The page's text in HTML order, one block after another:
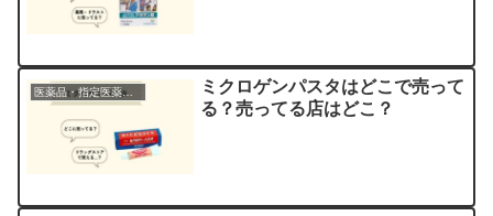
医薬品・指定医薬部外品
ミクロゲンパスタはどこで売って
る？売ってる店はどこ？